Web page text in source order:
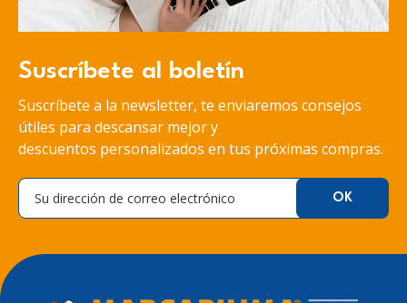
Suscríbete al boletín
Suscríbete a la newsletter, te enviaremos consejos
útiles para descansar mejor y
descuentos personalizados en tus próximas compras.